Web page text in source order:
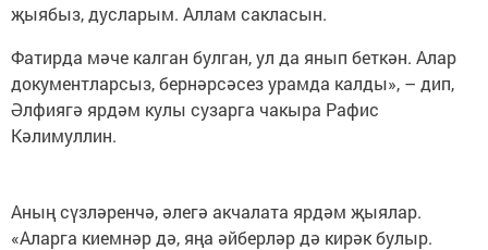
җыябыз, дусларым. Аллам сакласын.
Фатирда мәче калган булган, ул да янып беткән. Алар
документларсыз, бернәрсәсез урамда калды», – дип,
Әлфиягә ярдәм кулы сузарга чакыра Рафис
Кәлимуллин.
Аның сүзләренчә, әлегә акчалата ярдәм җыялар.
«Аларга киемнәр дә, яңа әйберләр дә кирәк булыр.